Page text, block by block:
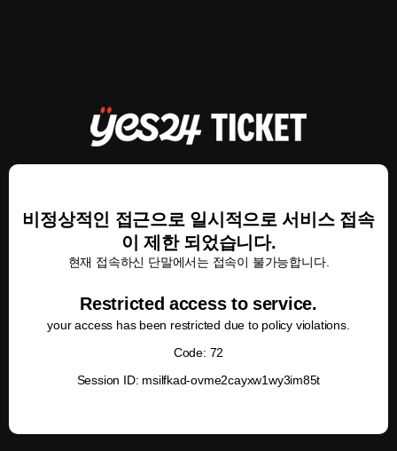
비정상적인 접근으로 일시적으로 서비스 접속
이 제한 되었습니다.
현재 접속하신 단말에서는 접속이 불가능합니다.
Restricted access to service.
your access has been restricted due to policy violations.
Code: 72
Session ID: msilfkad-ovme2cayxw1wy3im85t